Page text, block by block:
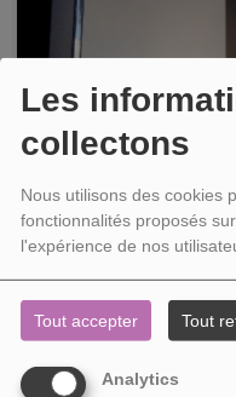
Les
collectons
Nous utilisons des cookies
fonctionnalités proposés
l'expérience de nos
Tout accepter Tout
Analytics
JAMES NEWTON HOWARD EST UN
Attack' et vous comprendrez